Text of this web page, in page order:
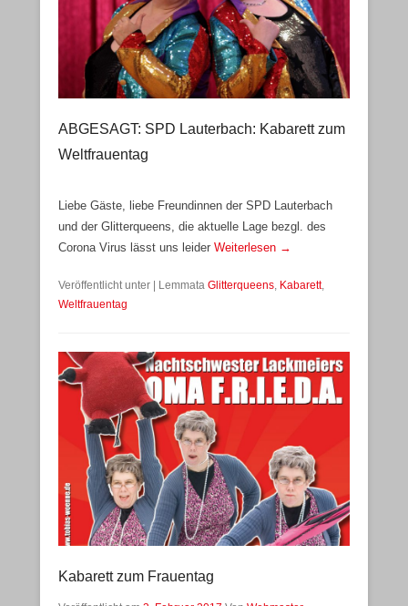
ABGESAGT: SPD Lauterbach: Kabarett zum
Weltfrauentag
Liebe Gäste, liebe Freundinnen der SPD Lauterbach
und der Glitterqueens, die aktuelle Lage bezgl. des
Corona Virus lässt uns leider Weiterlesen →
Veröffentlicht unter | Lemmata Glitterqueens, Kabarett,
Weltfrauentag
Kabarett zum Frauentag